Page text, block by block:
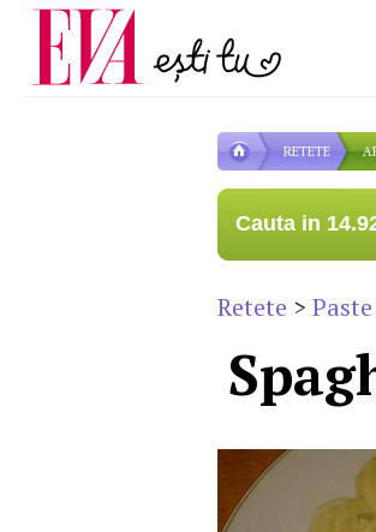
RETETE
Cauta in
Retete > Paste
Carieră
Actualitate